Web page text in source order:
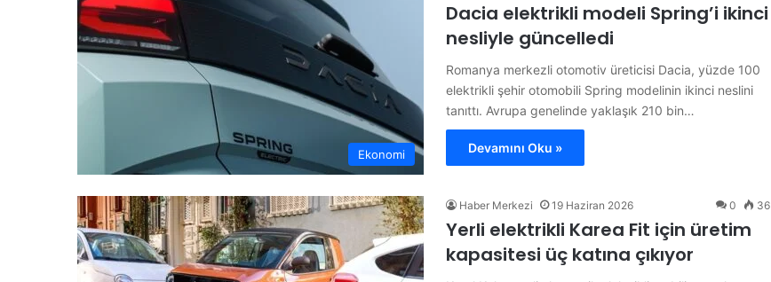
Ekonomi
Dacia elektrikli modeli Spring’i ikinci
nesliyle güncelledi
Romanya merkezli otomotiv üreticisi Dacia, yüzde 100
elektrikli şehir otomobili Spring modelinin ikinci neslini
tanıttı. Avrupa genelinde yaklaşık 210 bin…
Devamını Oku »
Haber Merkezi 19 Haziran 2026 0 36
Yerli elektrikli Karea Fit için üretim
kapasitesi üç katına çıkıyor